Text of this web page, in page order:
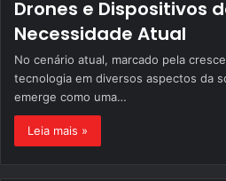
Drones e Dispositivos
Necessidade Atual
No cenário atual, marcado pela
tecnologia em diversos aspectos da
emerge como uma…
Leia mais »